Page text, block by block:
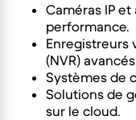
Caméras IP
performance.
Enregistreurs
(NVR)
Systèmes de
Solutions de
sur le cloud.